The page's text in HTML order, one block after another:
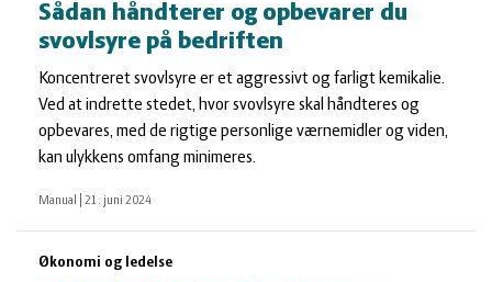
Sådan håndterer og opbevarer du
svovlsyre på bedriften
Koncentreret svovlsyre er et aggressivt og farligt kemikalie.
Ved at indrette stedet, hvor svovlsyre skal håndteres og
opbevares, med de rigtige personlige værnemidler og viden,
kan ulykkens omfang minimeres.
Manual 21. juni 2024
Økonomi og ledelse